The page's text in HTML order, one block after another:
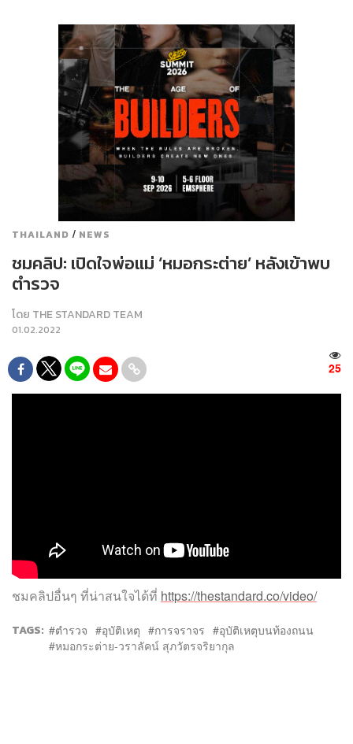
THAILAND / NEWS
ชมคลิป: เปิดใจพ่อแม่ ‘หมอกระต่าย’ หลังเข้าพบ
ตำรวจ
โดย THE STANDARD TEAM
01.02.2022
25
ชมคลิปอื่นๆ ที่น่าสนใจได้ที่ https://thestandard.co/video/
TAGS: ตำรวจ อุบัติเหตุ การจราจร
อุบัติเหตุบนท้องถนน
หมอกระต่าย-วราลัคน์ สุภวัตรจริยากุล